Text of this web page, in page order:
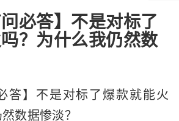
问必答】不是对标了
？为什么我仍然数
答】不是对标了爆款就能火
数据惨淡？